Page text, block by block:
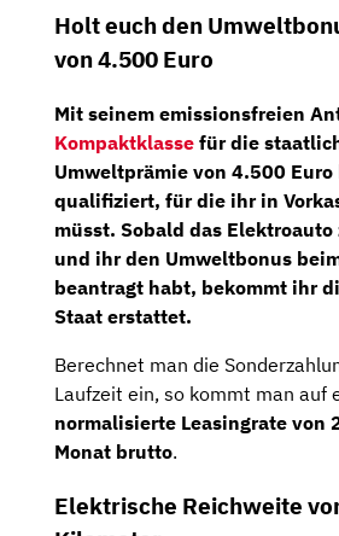
Holt euch den
von 4.500 Euro
Mit seinem emissionsfreien
Kompaktklasse für die
Umweltprämie von 4.500
qualifiziert, für die ihr in
müsst. Sobald das
und ihr den Umweltbonus
beantragt habt, bekommt ihr
Staat erstattet.
Berechnet man die
Laufzeit ein, so kommt man auf
normalisierte Leasingrate von
Monat brutto.
Elektrische Reichweite